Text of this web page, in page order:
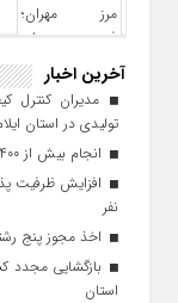
آخرین اخبار
مدیران کنترل
تولیدی در استان
انجام بیش از ۲۴۰۰ مورد بازرسی دامپزشکی ایلام در ایام اربعین
نفر
اخذ مجوز پنج
بازگشایی مجدد
استان